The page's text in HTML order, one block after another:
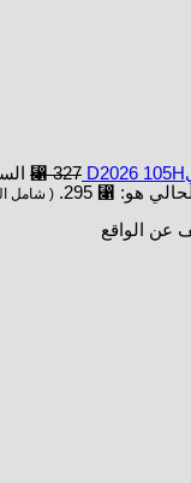
⃁327
هو: ⃁ 295. ( شامل
عن الواقع